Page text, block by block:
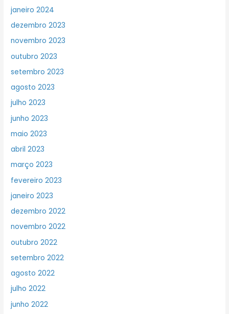
janeiro 2024
dezembro 2023
novembro 2023
outubro 2023
setembro 2023
agosto 2023
julho 2023
junho 2023
maio 2023
abril 2023
março 2023
fevereiro 2023
janeiro 2023
dezembro 2022
novembro 2022
outubro 2022
setembro 2022
agosto 2022
julho 2022
junho 2022